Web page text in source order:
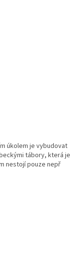
úkolem je vybudovat
tábory, která je
nestojí pouze nepř